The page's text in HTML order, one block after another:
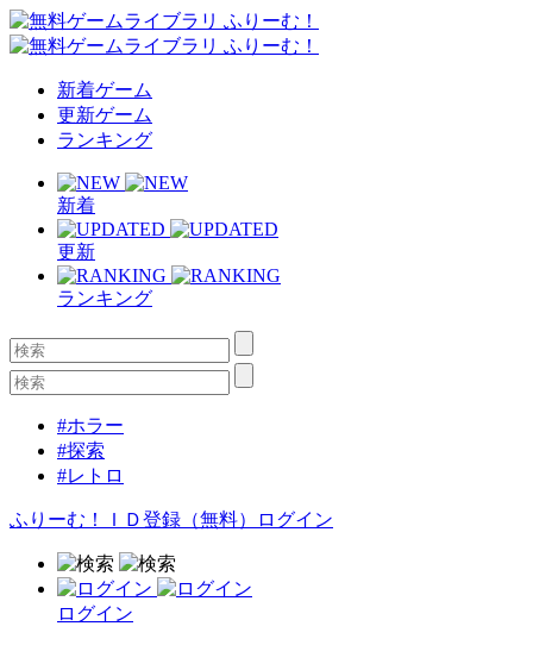
新着ゲーム
更新ゲーム
ランキング
新着
更新
ランキング
#ホラー
#探索
#レトロ
ふりーむ！ＩＤ登録（無料） ログイン
ログイン